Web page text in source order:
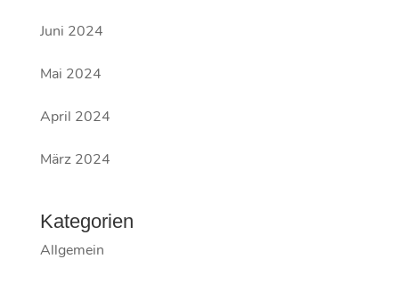
Juni 2024
Mai 2024
April 2024
März 2024
Kategorien
Allgemein